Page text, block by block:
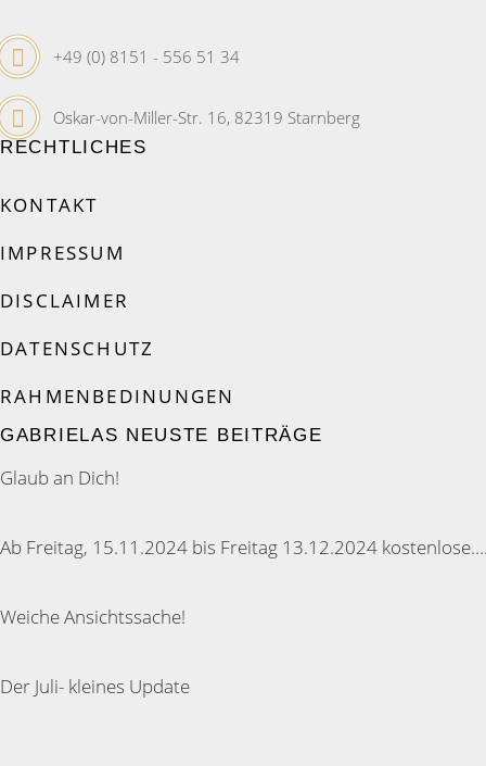
+49 (0) 8151 - 556 51 34
Oskar-von-Miller-Str. 16, 82319 Starnberg
RECHTLICHES
KONTAKT
IMPRESSUM
DISCLAIMER
DATENSCHUTZ
RAHMENBEDINUNGEN
GABRIELAS NEUSTE BEITRÄGE
Glaub an Dich!
Ab Freitag, 15.11.2024 bis Freitag 13.12.2024
Weiche Ansichtssache!
Der Juli- kleines Update